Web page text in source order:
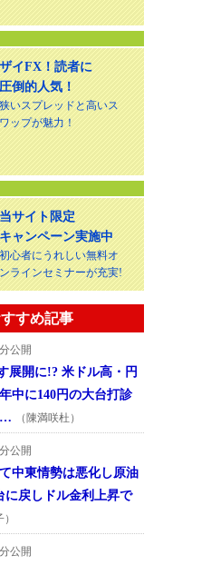
ザイFX！読者に
圧倒的人気！
狭いスプレッドと高いス
ワップが魅力！
当サイト限定
キャンペーン実施中
初心者にうれしい無料オ
ンラインセミナーが充実!
すめ記事
公開
展開に!? 米ドル高・円
中に140円の大台打診
…
（陳満咲杜）
公開
中東情勢は悪化し原油
に戻しドル金利上昇で
公開